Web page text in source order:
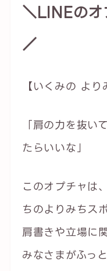
＼LINEのオ
／
【いくみの より
「肩の力を抜い
たらいいな」
このオプチャは
ちのよりみちス
肩書きや立場に
みなさまがふっ